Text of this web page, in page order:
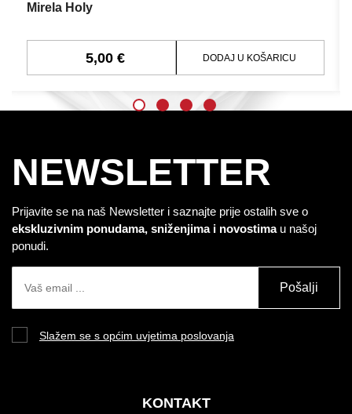
Mirela Holy
5,00 € DODAJ U KOŠARICU
NEWSLETTER
Prijavite se na naš Newsletter i saznajte prije ostalih sve o
ekskluzivnim ponudama, sniženjima i novostimau našoj
ponudi.
Pošalji
Slažem se s općim uvjetima poslovanja
KONTAKT